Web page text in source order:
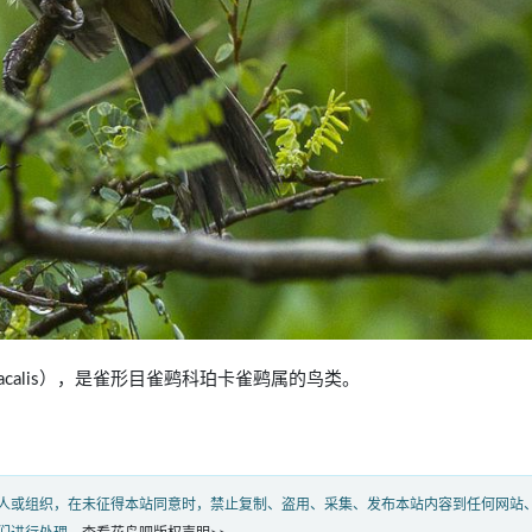
），是雀形目雀鹀科珀卡雀鹀属的鸟类。
组织，在未征得本站同意时，禁止复制、盗用、采集、发布本站内容到任何网站